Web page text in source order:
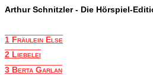
Arthur Schnitzler - Die Hörspiel-
1 Fräulein Else
2 Liebelei
3 Berta Garlan